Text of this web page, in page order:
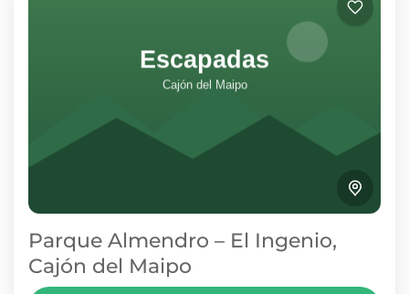
Parque Almendro – El Ingenio,
Cajón del Maipo